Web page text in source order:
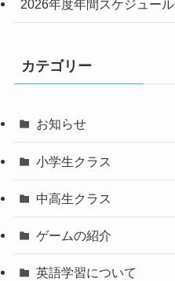
2026年度年間スケジュール
カテゴリー
お知らせ
小学生クラス
中高生クラス
ゲームの紹介
英語学習について